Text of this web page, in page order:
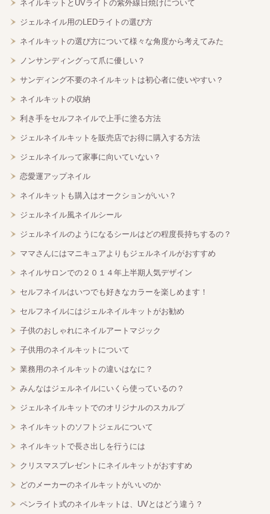
ネイルキットとUVライトの紫外線日焼けについて
ジェルネイル用のLEDライトの選び方
ネイルキットの選び方について様々な角度から考えてみた
ノンサンディングって爪に優しい？
サンディング不要のネイルキットは初心者に使いやすい？
ネイルキットの収納
利き手をセルフネイルで上手に塗る方法
ジェルネイルキットを販売店でお得に購入する方法
ジェルネイルって家事に向いていない？
恋愛運アップネイル
ネイルキットも購入はオークションがいい？
ジェルネイル風ネイルシール
ジェルネイルのようになるシールはどの程度長持ちするの？
ママさんにはマニキュアよりもジェルネイルがおすすめ
ネイルサロンでの２０１４年上半期人気デザイン
セルフネイルはいつでも好きなカラーを楽しめます！
セルフネイルにはジェルネイルキットがお勧め
子供のおしゃれにネイルアートマジック
子供用のネイルキットについて
業務用のネイルキットの違いはなに？
みんなはジェルネイルにいくら使っているの？
ジェルネイルキットでのオリジナルのスカルプ
ネイルキットのソフトジェルについて
ネイルキットで長さ出しを行うには
クリスマスプレゼントにネイルキットがおすすめ
どのメーカーのネイルキットがいいのか
ペンライト式のネイルキットは、UVとはどう違う？